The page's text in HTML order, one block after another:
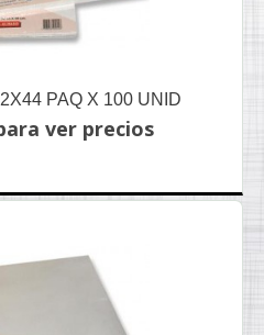
PAQ X 100 UNID
ver precios